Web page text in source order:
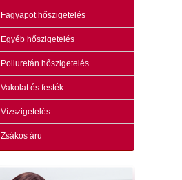
Fagyapot hőszigetelés
Egyéb hőszigetelés
Poliuretán hőszigetelés
Vakolat és festék
Vízszigetelés
Zsákos áru